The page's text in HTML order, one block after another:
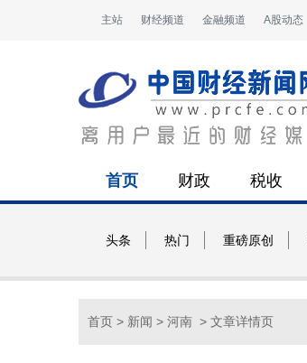
主站 财经频道 金融频道 A股动态
首页 财政 税收
头条 热门 重磅原创
首页 > 新闻 > 河南 > 文章详情页